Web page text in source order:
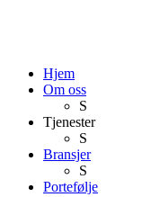
Hjem
Om oss
S
Tjenester
S
Bransjer
S
Portefølje